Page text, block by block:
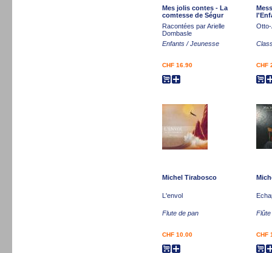
Mes jolis contes - La
comtesse de Ségur
Racontées par Arielle
Dombasle
Enfants / Jeunesse
CHF 16.90 CHF
Michel Tirabosco
L'envol
Flute de pan
CHF 10.00 CHF